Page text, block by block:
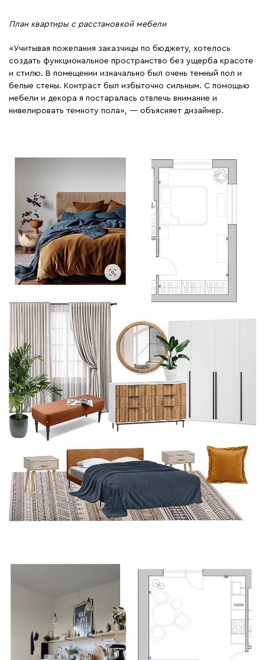
План квартиры с расстановкой мебели
«Учитывая пожелания заказчицы по бюджету, хотелось
создать функциональное пространство без ущерба красоте
и стилю. В помещении изначально был очень темный пол и
белые стены. Контраст был избыточно сильным. С помощью
мебели и декора я постаралась отвлечь внимание и
нивелировать темноту пола», — объясняет дизайнер.